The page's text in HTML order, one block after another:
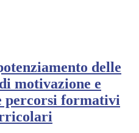
delle
motivazione e
percorsi formativi